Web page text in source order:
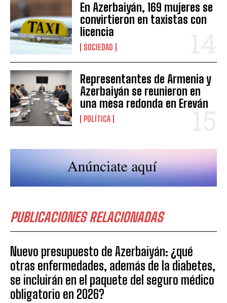
En Azerbaiyán, 169 mujeres se
convirtieron en taxistas con
licencia
SOCIEDAD
Representantes de Armenia y
Azerbaiyán se reunieron en
una mesa redonda en Ereván
POLÍTICA
PUBLICACIONES RELACIONADAS
Nuevo presupuesto de Azerbaiyán: ¿qué
otras enfermedades, además de la diabetes,
se incluirán en el paquete del seguro médico
obligatorio en 2026?